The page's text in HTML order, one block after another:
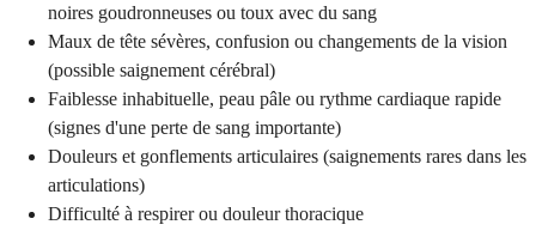
noires goudronneuses ou toux avec du sang
Maux de tête sévères, confusion ou changements de la vision
(possible saignement cérébral)
Faiblesse inhabituelle, peau pâle ou rythme cardiaque rapide
(signes d'une perte de sang importante)
Douleurs et gonflements articulaires (saignements rares dans les
articulations)
Difficulté à respirer ou douleur thoracique